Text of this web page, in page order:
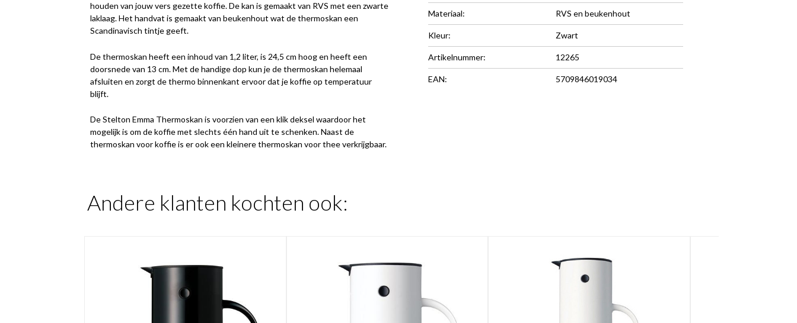
houden van jouw vers gezette koffie. De kan is gemaakt van RVS met een zwarte
laklaag. Het handvat is gemaakt van beukenhout wat de thermoskan een
Scandinavisch tintje geeft.
De thermoskan heeft een inhoud van 1,2 liter, is 24,5 cm hoog en heeft een
doorsnede van 13 cm. Met de handige dop kun je de thermoskan helemaal
afsluiten en zorgt de thermo binnenkant ervoor dat je koffie op temperatuur
blijft.
De Stelton Emma Thermoskan is voorzien van een klik deksel waardoor het
mogelijk is om de koffie met slechts één hand uit te schenken. Naast de
thermoskan voor koffie is er ook een kleinere thermoskan voor thee verkrijgbaar.
Materiaal: RVS en beukenhout
Kleur: Zwart
Artikelnummer: 12265
EAN: 5709846019034
Andere klanten kochten ook: